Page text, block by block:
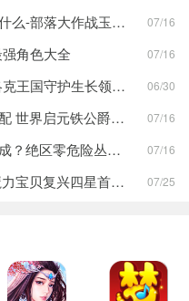
部落大作战玉火焰灵参战技能是什么-部落大作战玉火焰灵参战技能合集 07/16
角色大全 07/16
洛克王国守护生长领域怎么过-洛克王国守护生长领域通关攻略 06/30
世界启元铁公爵技能阵容如何搭配 世界启元铁公爵技能阵容搭配合集 07/16
绝区零危险丛生之地任务怎么完成？绝区零危险丛生之地任务完成攻略 07/16
魔力宝贝复兴四星首领怎么打 魔力宝贝复兴四星首领打法合集 07/25